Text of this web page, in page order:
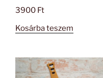
3900 Ft
Kosárba teszem